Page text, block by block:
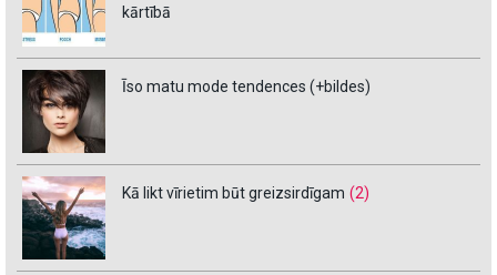
kārtībā
Īso matu mode tendences (+bildes)
Kā likt vīrietim būt greizsirdīgam (2)